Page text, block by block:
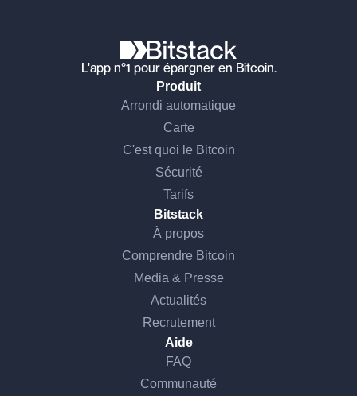
L'app n°1 pour épargner en Bitcoin.
Produit
Arrondi automatique
Carte
C'est quoi le Bitcoin
Sécurité
Tarifs
Bitstack
À propos
Comprendre Bitcoin
Media & Presse
Actualités
Recrutement
Aide
FAQ
Communauté